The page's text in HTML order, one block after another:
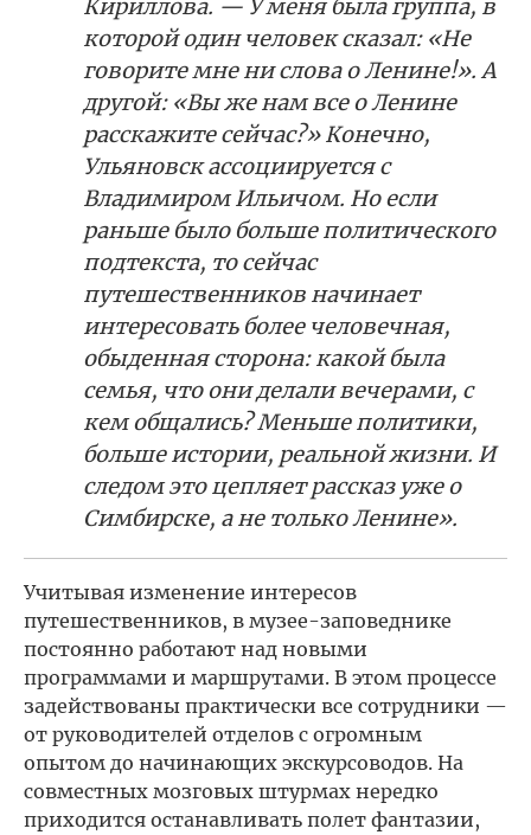
Кириллова. — У меня была группа, в
которой один человек сказал: «Не
говорите мне ни слова о Ленине!». А
другой: «Вы же нам все о Ленине
расскажите сейчас?» Конечно,
Ульяновск ассоциируется с
Владимиром Ильичом. Но если
раньше было больше политического
подтекста, то сейчас
путешественников начинает
интересовать более человечная,
обыденная сторона: какой была
семья, что они делали вечерами, с
кем общались? Меньше политики,
больше истории, реальной жизни. И
следом это цепляет рассказ уже о
Симбирске, а не только Ленине».
Учитывая изменение интересов
путешественников, в музее-заповеднике
постоянно работают над новыми
программами и маршрутами. В этом процессе
задействованы практически все сотрудники —
от руководителей отделов с огромным
опытом до начинающих экскурсоводов. На
совместных мозговых штурмах нередко
приходится останавливать полет фантазии,